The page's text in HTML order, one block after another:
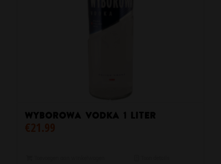
Wyborowa Vodka 1 liter
€21.99